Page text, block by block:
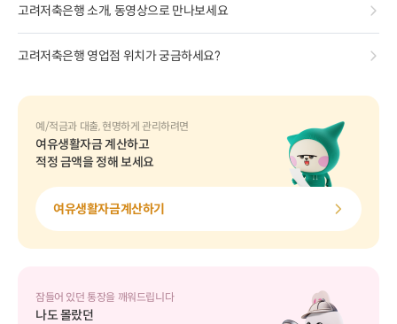
고려저축은행 소개, 동영상으로 만나보세요
고려저축은행 영업점 위치가 궁금하세요?
예/적금과 대출, 현명하게 관리하려면
여유생활자금 계산하고
적정 금액을 정해 보세요
여유생활자금계산하기
잠들어 있던 통장을 깨워드립니다
나도 몰랐던